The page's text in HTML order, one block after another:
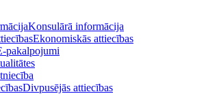
Konsulārā informācija
Ekonomiskās attiecības
pakalpojumi
Divpusējās attiecības